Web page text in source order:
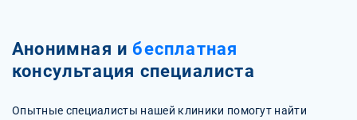
Анонимная и бесплатная
консультация специалиста
Опытные специалисты нашей клиники помогут найти